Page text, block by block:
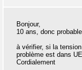
Bonjour,
10 ans, donc
à vérifier, si la
problème est dans
Cordialement